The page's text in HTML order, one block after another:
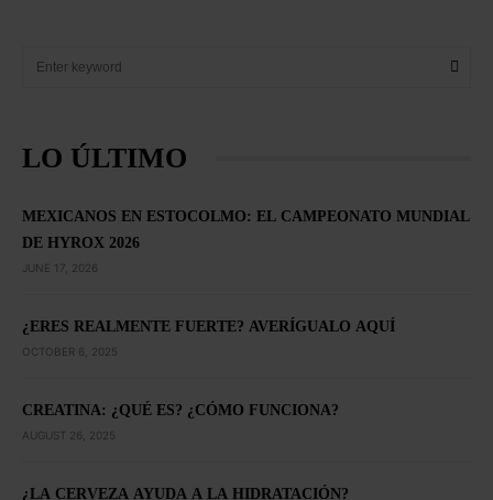
LO ÚLTIMO
MEXICANOS EN ESTOCOLMO: EL CAMPEONATO MUNDIAL
DE HYROX 2026
JUNE 17, 2026
¿ERES REALMENTE FUERTE? AVERÍGUALO AQUÍ
OCTOBER 6, 2025
CREATINA: ¿QUÉ ES? ¿CÓMO FUNCIONA?
AUGUST 26, 2025
¿LA CERVEZA AYUDA A LA HIDRATACIÓN?